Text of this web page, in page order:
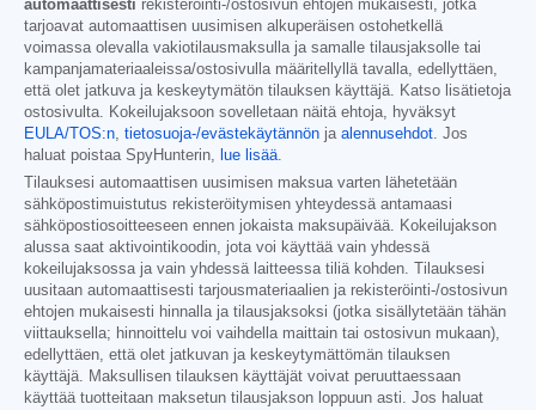
automaattisesti rekisteröinti-/ostosivun ehtojen mukaisesti, jotka
tarjoavat automaattisen uusimisen alkuperäisen ostohetkellä
voimassa olevalla vakiotilausmaksulla ja samalle tilausjaksolle tai
kampanjamateriaaleissa/ostosivulla määritellyllä tavalla, edellyttäen,
että olet jatkuva ja keskeytymätön tilauksen käyttäjä. Katso lisätietoja
ostosivulta. Kokeilujaksoon sovelletaan näitä ehtoja, hyväksyt
EULA/TOS:n, tietosuoja-/evästekäytännön ja alennusehdot. Jos
haluat poistaa SpyHunterin, lue lisää.
Tilauksesi automaattisen uusimisen maksua varten lähetetään
sähköpostimuistutus rekisteröitymisen yhteydessä antamaasi
sähköpostiosoitteeseen ennen jokaista maksupäivää. Kokeilujakson
alussa saat aktivointikoodin, jota voi käyttää vain yhdessä
kokeilujaksossa ja vain yhdessä laitteessa tiliä kohden. Tilauksesi
uusitaan automaattisesti tarjousmateriaalien ja rekisteröinti-/ostosivun
ehtojen mukaisesti hinnalla ja tilausjaksoksi (jotka sisällytetään tähän
viittauksella; hinnoittelu voi vaihdella maittain tai ostosivun mukaan),
edellyttäen, että olet jatkuvan ja keskeytymättömän tilauksen
käyttäjä. Maksullisen tilauksen käyttäjät voivat peruuttaessaan
käyttää tuotteitaan maksetun tilausjakson loppuun asti. Jos haluat